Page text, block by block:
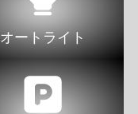
オートライト